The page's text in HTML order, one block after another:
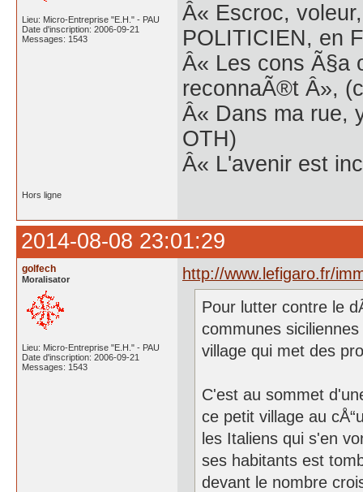
Lieu: Micro-Entreprise "E.H." - PAU
Date d'inscription: 2006-09-21
Messages: 1543
Â« Escroc,
POLITICIEN, en
Â« Les cons Ã§a
reconnaÃ®t Â»,
Â« Dans ma rue,
OTH)
Â« L'avenir est
Hors ligne
2014-08-08 23:01:29
golfech
Moralisator
Lieu: Micro-Entreprise "E.H." - PAU
Date d'inscription: 2006-09-21
Messages: 1543
http://www.lefigaro.fr/
Pour lutter contre le
communes
village qui met des
C'est au sommet
ce petit village au
les Italiens qui s'en
ses habitants est
devant le nombre